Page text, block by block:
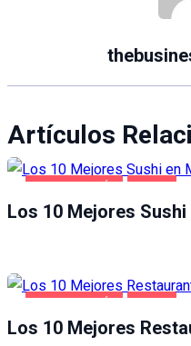
Artículos
Los 10 Mejores Sushi
Los 10 Mejores